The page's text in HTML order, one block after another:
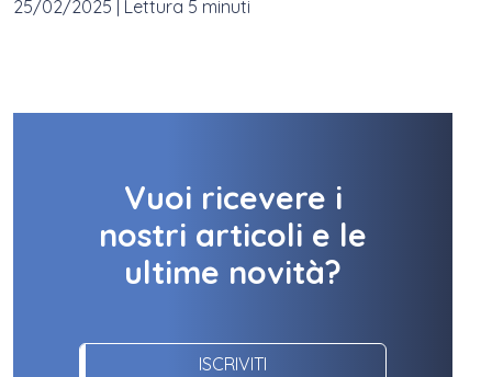
25/02/2025 Lettura 5 minuti
Vuoi ricevere i
nostri articoli e le
ultime novità?
ISCRIVITI